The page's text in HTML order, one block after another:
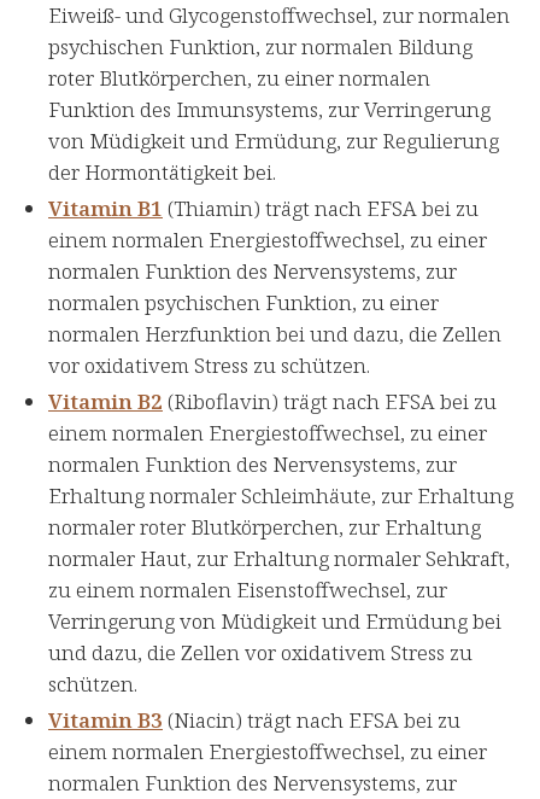
Eiweiß- und Glycogenstoffwechsel, zur normalen
psychischen Funktion, zur normalen Bildung
roter Blutkörperchen, zu einer normalen
Funktion des Immunsystems, zur Verringerung
von Müdigkeit und Ermüdung, zur Regulierung
der Hormontätigkeit bei.
Vitamin B1 (Thiamin) trägt nach EFSA bei zu
einem normalen Energiestoffwechsel, zu einer
normalen Funktion des Nervensystems, zur
normalen psychischen Funktion, zu einer
normalen Herzfunktion bei und dazu, die Zellen
vor oxidativem Stress zu schützen.
Vitamin B2 (Riboflavin) trägt nach EFSA bei zu
einem normalen Energiestoffwechsel, zu einer
normalen Funktion des Nervensystems, zur
Erhaltung normaler Schleimhäute, zur Erhaltung
normaler roter Blutkörperchen, zur Erhaltung
normaler Haut, zur Erhaltung normaler Sehkraft,
zu einem normalen Eisenstoffwechsel, zur
Verringerung von Müdigkeit und Ermüdung bei
und dazu, die Zellen vor oxidativem Stress zu
schützen.
Vitamin B3 (Niacin) trägt nach EFSA bei zu
einem normalen Energiestoffwechsel, zu einer
normalen Funktion des Nervensystems, zur